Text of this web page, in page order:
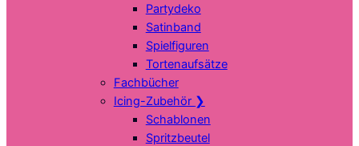
Partydeko
Satinband
Spielfiguren
Tortenaufsätze
Fachbücher
Icing-Zubehör ❯
Schablonen
Spritzbeutel